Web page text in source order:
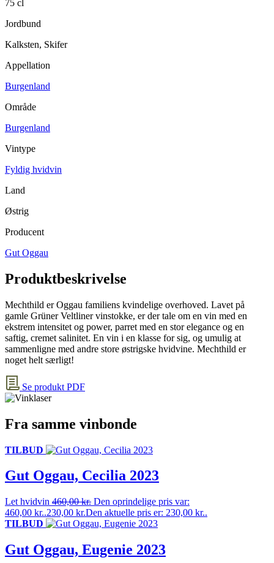
75 cl
Jordbund
Kalksten, Skifer
Appellation
Burgenland
Område
Burgenland
Vintype
Fyldig hvidvin
Land
Østrig
Producent
Gut Oggau
Produktbeskrivelse
Mechthild er Oggau familiens kvindelige overhoved. Lavet på
gamle Grüner Veltliner vinstokke, er der tale om en vin med en
ekstrem intensitet og power, parret med en stor elegance og en
saftig, cremet salinitet. En vin i en klasse for sig, og umulig at
sammenligne med andre store østrigske hvidvine. Mechthild er
noget helt særligt!
Se produkt PDF
Fra samme vinbonde
TILBUD
Gut Oggau, Cecilia 2023
Let hvidvin 460,00kr. Den oprindelige pris var:
460,00 kr..230,00 kr.Den aktuelle pris er: 230,00 kr..
TILBUD
Gut Oggau, Eugenie 2023